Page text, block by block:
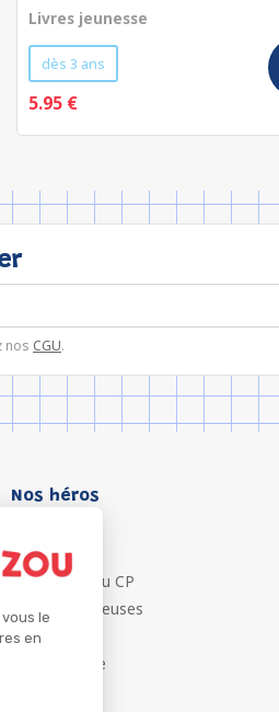
le
en
Livres jeunesse
dès 3 ans
5.95 €
nos CGU.
Nos héros
P'tit Loup
Les Héros du CP
Les Influenceuses
Migali
Petite Taupe